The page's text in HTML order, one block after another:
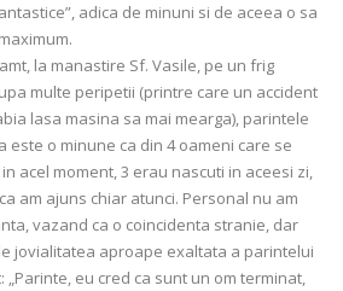
adica de minuni si de aceea o sa
la manastire Sf. Vasile, pe un frig
multe peripetii (printre care un accident
lasa masina sa mai mearga), parintele
este o minune ca din 4 oameni care se
acel moment, 3 erau nascuti in aceesi zi,
am ajuns chiar atunci. Personal nu am
vazand ca o coincidenta stranie, dar
jovialitatea aproape exaltata a parintelui
„Parinte, eu cred ca sunt un om terminat,